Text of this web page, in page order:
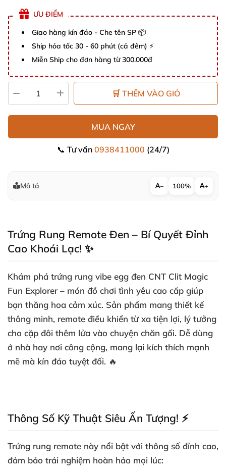
ƯU ĐIỂM
Giao hàng kín đáo - Che tên SP 📦
Ship hỏa tốc 30 - 60 phút (cả đêm) ⚡
Miễn Ship cho đơn hàng từ 300.000đ
🛒 THÊM VÀO GIỎ
MUA NGAY
📞 Tư vấn 0938411000 (24/7)
Mô tả − 100% +
Trứng Rung Remote Đen – Bí Quyết Đỉnh
Cao Khoái Lạc! ✨
Khám phá trứng rung vibe egg đen CNT Clit Magic
Fun Explorer – món đồ chơi tình yêu cao cấp giúp
bạn thăng hoa cảm xúc. Sản phẩm mang thiết kế
thông minh, remote điều khiển từ xa tiện lợi, lý tưởng
cho cặp đôi thêm lửa vào chuyện chăn gối. Dễ dùng
ở nhà hay nơi công cộng, mang lại kích thích mạnh
mẽ mà kín đáo tuyệt đối. 🔥
Thông Số Kỹ Thuật Siêu Ấn Tượng! ⚡
Trứng rung remote này nổi bật với thông số đỉnh cao,
đảm bảo trải nghiệm hoàn hảo mọi lúc: